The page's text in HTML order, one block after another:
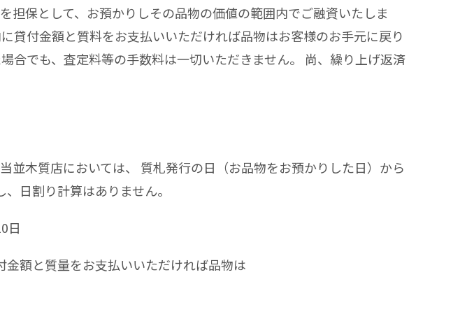
担保として、お預かりしその品物の価値の範囲内でご融資いたしま
貸付金額と質料をお支払いいただければ品物はお客様のお手元に戻り
合でも、査定料等の手数料は一切いただきません。 尚、繰り上げ返済
並木質店においては、 質札発行の日（お品物をお預かりした日）から
日割り計算はありません。
日
額と質量をお支払いいただければ品物は